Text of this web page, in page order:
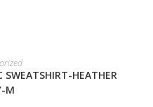
SWEATSHIRT-HEATHER
M